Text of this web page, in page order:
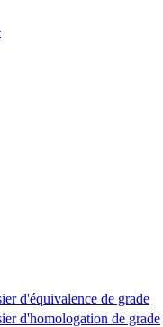
d'équivalence de grade
d'homologation de grade